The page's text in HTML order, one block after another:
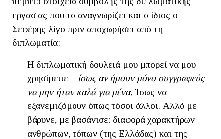
εργασίας που το αναγνωρίζει και ο ίδιος ο
Σεφέρης λίγο πριν αποχωρήσει από τη
διπλωματία:
Η διπλωματική δουλειά μου μπορεί να μου
χρησίμεψε – ίσως αν ήμουν μόνο συγγραφεύς
να μην ήταν καλά για μένα.Ίσως να
εξανεμιζόμουν όπως τόσοι άλλοι. Αλλά με
βάρυνε, με βασάνισε: διαφορά χαρακτήρων
ανθρώπων, τόπων (της Ελλάδας) και της